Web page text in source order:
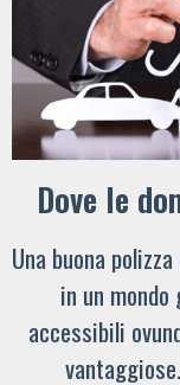
Dove le
Una buona
in un
accessibili